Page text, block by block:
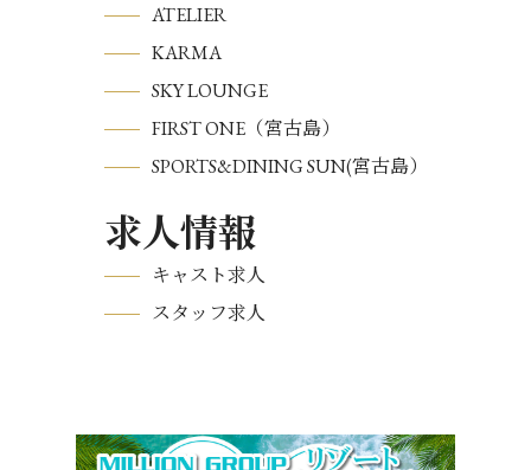
ATELIER
KARMA
SKY LOUNGE
FIRST ONE（宮古島）
SPORTS&DINING SUN(宮古島）
求人情報
キャスト求人
スタッフ求人